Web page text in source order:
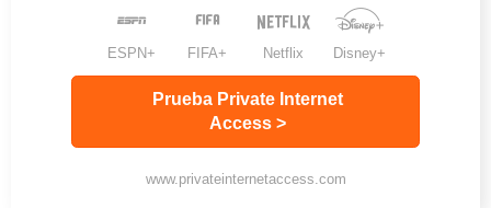
ESPN+ FIFA+ Netflix Disney+
Prueba Private Internet
Access >
www.privateinternetaccess.com